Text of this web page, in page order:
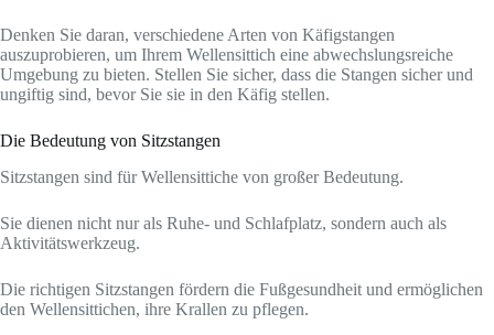
Denken Sie daran, verschiedene Arten von Käfigstangen
auszuprobieren, um Ihrem Wellensittich eine abwechslungsreiche
Umgebung zu bieten. Stellen Sie sicher, dass die Stangen sicher und
ungiftig sind, bevor Sie sie in den Käfig stellen.
Die Bedeutung von Sitzstangen
Sitzstangen sind für Wellensittiche von großer Bedeutung.
Sie dienen nicht nur als Ruhe- und Schlafplatz, sondern auch als
Aktivitätswerkzeug.
Die richtigen Sitzstangen fördern die Fußgesundheit und ermöglichen
den Wellensittichen, ihre Krallen zu pflegen.